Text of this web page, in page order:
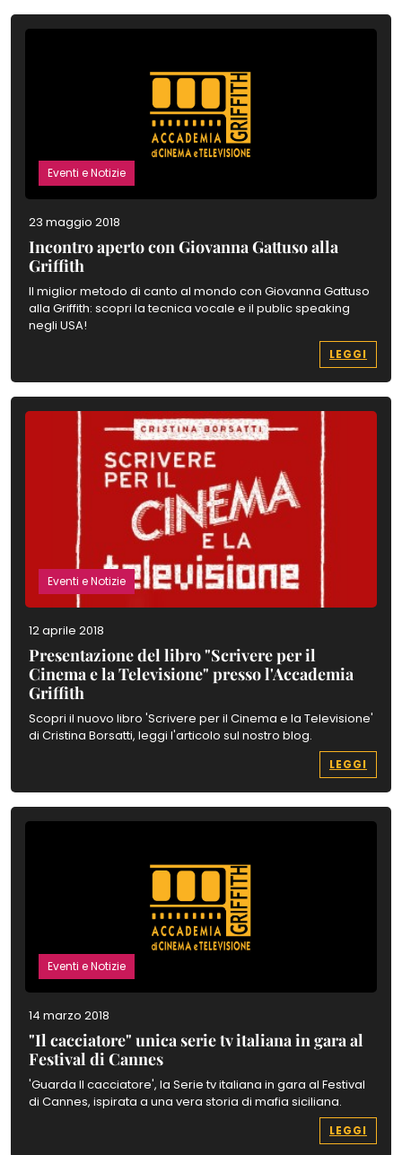
Eventi e Notizie
23 maggio 2018
Incontro aperto con Giovanna Gattuso alla
Griffith
Il miglior metodo di canto al mondo con Giovanna Gattuso
alla Griffith: scopri la tecnica vocale e il public speaking
negli USA!
LEGGI
Eventi e Notizie
12 aprile 2018
Presentazione del libro "Scrivere per il
Cinema e la Televisione" presso l'Accademia
Griffith
Scopri il nuovo libro 'Scrivere per il Cinema e la Televisione'
di Cristina Borsatti, leggi l'articolo sul nostro blog.
LEGGI
Eventi e Notizie
14 marzo 2018
"Il cacciatore" unica serie tv italiana in gara al
Festival di Cannes
'Guarda Il cacciatore', la Serie tv italiana in gara al Festival
di Cannes, ispirata a una vera storia di mafia siciliana.
LEGGI